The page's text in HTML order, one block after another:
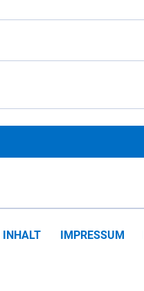
INHALT IMPRESSUM